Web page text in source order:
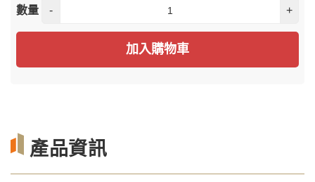
數量 - +
加入購物車
產品資訊